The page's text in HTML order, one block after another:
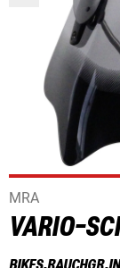
MRA
VARIO-